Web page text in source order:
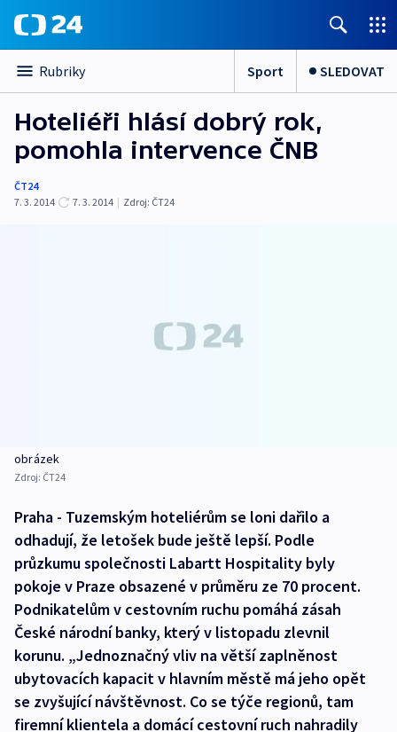
Rubriky Sport SLEDOVAT
Hoteliéři hlásí dobrý rok,
pomohla intervence ČNB
ČT24
7. 3. 2014
7. 3. 2014 | Zdroj: ČT24
obrázek
Zdroj: ČT24
Praha - Tuzemským hoteliérům se loni dařilo a
odhadují, že letošek bude ještě lepší. Podle
průzkumu společnosti Labartt Hospitality byly
pokoje v Praze obsazené v průměru ze 70 procent.
Podnikatelům v cestovním ruchu pomáhá zásah
České národní banky, který v listopadu zlevnil
korunu. „Jednoznačný vliv na větší zaplněnost
ubytovacích kapacit v hlavním městě má jeho opět
se zvyšující návštěvnost. Co se týče regionů, tam
firemní klientela a domácí cestovní ruch nahradily